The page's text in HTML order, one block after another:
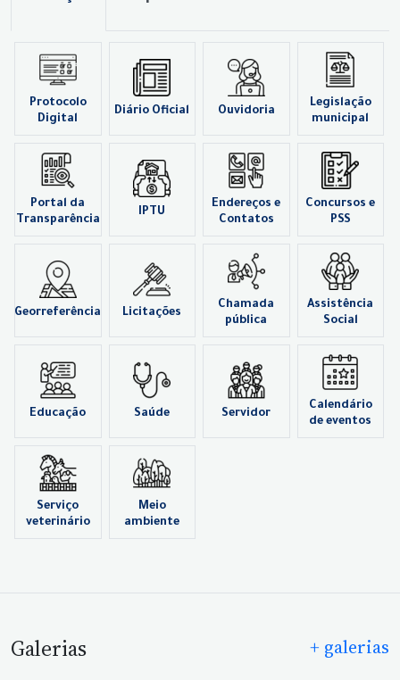
Protocolo
Digital
Diário Oficial Ouvidoria
Legislação
municipal
Portal da
Transparência
IPTU
Endereços e
Contatos
Concursos e
PSS
Georreferência Licitações
Chamada
pública
Assistência
Social
Educação Saúde Servidor
Calendário
de eventos
Serviço
veterinário
Meio
ambiente
Galerias + galerias